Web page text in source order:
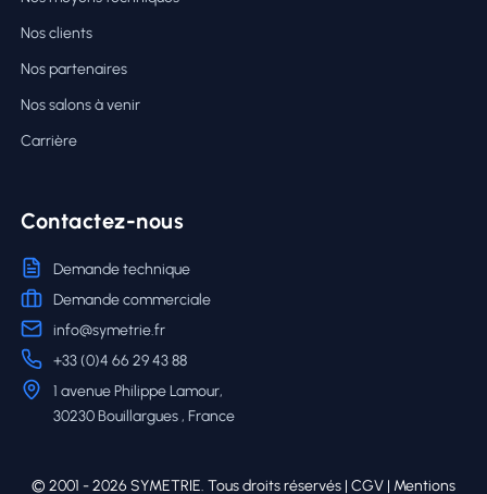
Nos clients
Nos partenaires
Nos salons à venir
Carrière
Contactez-nous
Demande technique
Demande commerciale
info@symetrie.fr
+33 (0)4 66 29 43 88
1 avenue Philippe Lamour,
30230 Bouillargues , France
© 2001 - 2026 SYMETRIE. Tous droits réservés | CGV | Mentions